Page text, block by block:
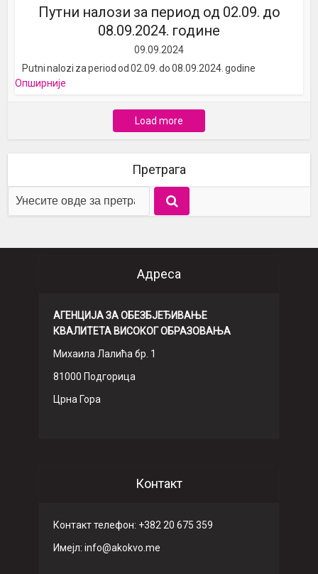
Путни налози за период од 02.09. до
08.09.2024. године
09.09.2024
Putni nalozi za period od 02.09. do 08.09.2024. godine
Опширније
Load more
Претрага
Адреса
АГЕНЦИЈА ЗА ОБЕЗБЈЕЂИВАЊЕ
КВАЛИТЕТА ВИСОКОГ ОБРАЗОВАЊА
Михаила Лалића бр. 1
81000 Подгорица
Црна Гора
Контакт
Контакт телефон: +382 20 675 359
Имeјл: info@akokvo.me